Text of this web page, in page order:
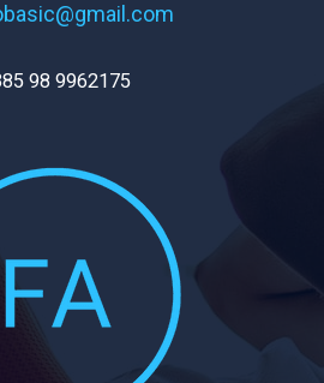
98 9962175